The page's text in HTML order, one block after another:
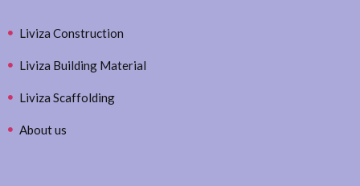
Liviza Construction
Liviza Building Material
Liviza Scaffolding
About us